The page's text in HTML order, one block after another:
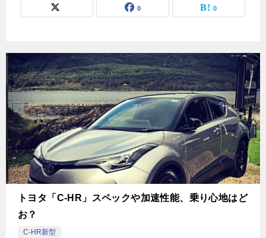
0 0
トヨタ「C-HR」スペックや加速性能、乗り心地はど
お？
C-HR新型